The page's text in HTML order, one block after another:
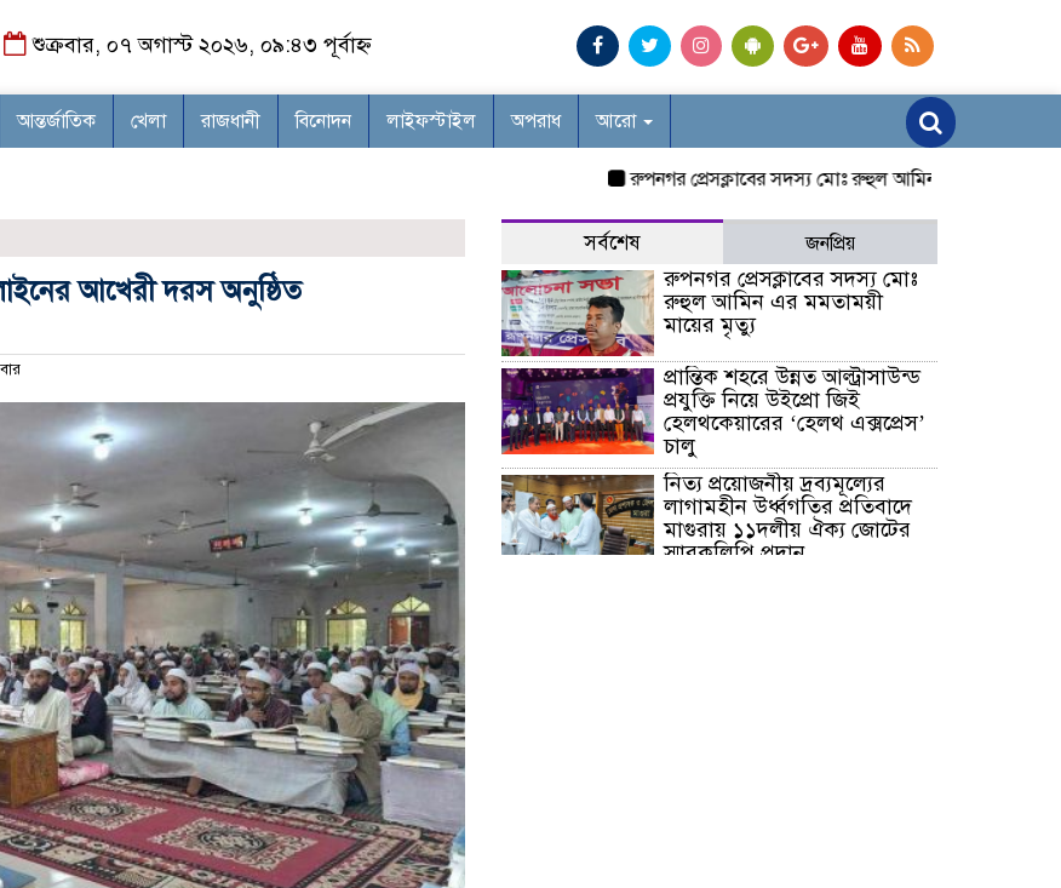
শুক্রবার, ০৭ অগাস্ট ২০২৬, ০৯:৪৩ পূর্বাহ্ন
আন্তর্জাতিক খেলা রাজধানী বিনোদন লাইফস্টাইল অপরাধ আরো
রুপনগর প্রেসক্লাবের সদস্য মোঃ রুহুল আমিন এর মমতাময়ী মায়ের
আখেরী দরস অনুষ্ঠিত
সর্বশেষ জনপ্রিয়
রুপনগর প্রেসক্লাবের সদস্য মোঃ
রুহুল আমিন এর মমতাময়ী
মায়ের মৃত্যু
প্রান্তিক শহরে উন্নত আল্ট্রাসাউন্ড
প্রযুক্তি নিয়ে উইপ্রো জিই
হেলথকেয়ারের ‘হেলথ এক্সপ্রেস’
চালু
নিত্য প্রয়োজনীয় দ্রব্যমূল্যের
লাগামহীন উর্ধ্বগতির প্রতিবাদে
মাগুরায় ১১দলীয় ঐক্য জোটের
স্মারকলিপি প্রদান